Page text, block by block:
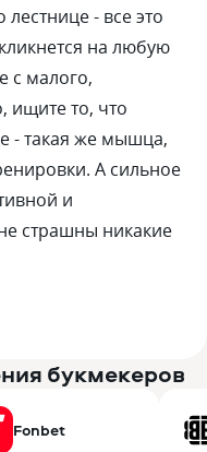
- все это
на любую
с малого,
ищите то, что
- такая же мышца,
А сильное
и
страшны никакие
букмекеров
Fonbet